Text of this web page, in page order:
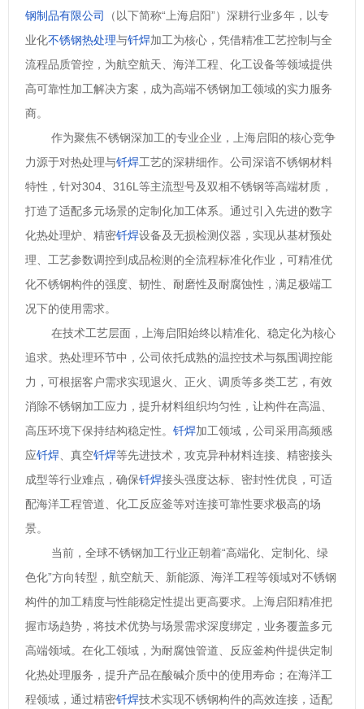
钢制品有限公司
（以下简称“上海启阳”）深耕行业多年，以专
业化不锈钢热处理与钎焊加工为核心，凭借精准工艺控制与全
流程品质管控，为航空航天、海洋工程、化工设备等领域提供
高可靠性加工解决方案，成为高端不锈钢加工领域的实力服务
商。
作为聚焦不锈钢深加工的专业企业，上海启阳的核心竞争
力源于对热处理与钎焊工艺的深耕细作。公司深谙不锈钢材料
特性，针对304、316L等主流型号及双相不锈钢等高端材质，
打造了适配多元场景的定制化加工体系。通过引入先进的数字
化热处理炉、精密钎焊设备及无损检测仪器，实现从基材预处
理、工艺参数调控到成品检测的全流程标准化作业，可精准优
化不锈钢构件的强度、韧性、耐磨性及耐腐蚀性，满足极端工
况下的使用需求。
在技术工艺层面，上海启阳始终以精准化、稳定化为核心
追求。热处理环节中，公司依托成熟的温控技术与氛围调控能
力，可根据客户需求实现退火、正火、调质等多类工艺，有效
消除不锈钢加工应力，提升材料组织均匀性，让构件在高温、
高压环境下保持结构稳定性。 钎焊加工领域，公司采用高频感
应钎焊、真空钎焊等先进技术，攻克异种材料连接、精密接头
成型等行业难点，确保钎焊接头强度达标、密封性优良，可适
配海洋工程管道、化工反应釜等对连接可靠性要求极高的场
景。
当前，全球不锈钢加工行业正朝着“高端化、定制化、绿
色化”方向转型，航空航天、新能源、海洋工程等领域对不锈钢
构件的加工精度与性能稳定性提出更高要求。上海启阳精准把
握市场趋势，将技术优势与场景需求深度绑定，业务覆盖多元
高端领域。在化工领域，为耐腐蚀管道、反应釜构件提供定制
化热处理服务，提升产品在酸碱介质中的使用寿命；在海洋工
程领域，通过精密钎焊技术实现不锈钢构件的高效连接，适配